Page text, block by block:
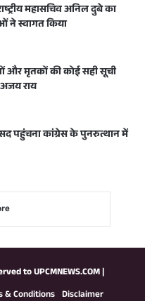
महासचिव अनिल दुबे का
ने स्वागत किया
और मृतकों की कोई सही सूची
अजय राय
पहुंचना कांग्रेस के पुनरुत्थान में
toUPCMNEWS.COM|
& Conditions Disclaimer